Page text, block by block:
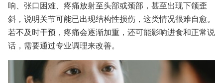
响、张口困难、疼痛放射至头部或颈部，甚至出现下颌歪
斜，说明关节可能已出现结构性损伤，这类情况很难自愈。
若不及时干预，疼痛会逐渐加重，还可能影响进食和正常说
话，需要通过专业调理来改善。